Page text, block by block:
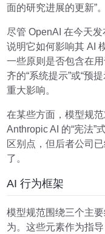
面的研究进展的更新”。
尽管 OpenAI 在今天
说明它如何影响其 AI
一些原则是否包含在
齐的“系统提示”或“预
重大影响。
在某些方面，模型规
Anthropic AI 的“宪法”
区别点，但后者公司
了。
AI 行为框架
模型规范围绕三个主
为。这些元素作为指